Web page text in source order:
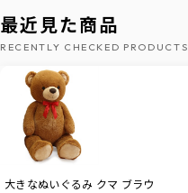
最近見た商品
RECENTLY CHECKED PRODUCTS
大きなぬいぐるみ クマ ブラウ